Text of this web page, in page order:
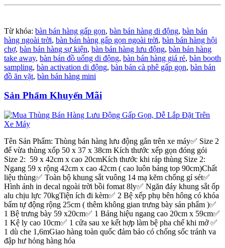
Từ khóa: bàn bán hàng gấp gọn, bàn bán hàng di động, bàn bán
hàng ngoài trời, bàn bán hàng gấp gọn ngoài trời, bàn bán hàng hội
chợ, bàn bán hàng sự kiện, bàn bán hàng lưu động, bàn bán hàng
take away, bàn bán đồ uống di động, bàn bán hàng giá rẻ, bàn booth
sampling, bàn activation di động, bàn bán cà phê gấp gọn, bàn bán
đồ ăn vặt, bàn bán hàng mini
Sản Phẩm Khuyến Mãi
Tên Sản Phẩm: Thùng bán hàng lưu động gắn trên xe máy✅ Size 2
để vừa thùng xốp 50 x 37 x 38cm Kích thước xếp gọn đóng gói
Size 2: 59 x 42cm x cao 20cmKích thước khi ráp thùng Size 2:
Ngang 59 x rộng 42cm x cao 42cm ( cao luôn bảng top 90cm)Chất
liệu thùng✅ Toàn bộ khung sắt vuông 14 mạ kẽm chống gỉ sét✅
Hình ảnh in decal ngoài trời bồi fomat 8ly✅ Ngăn đáy khung sắt ốp
alu chịu lực 70kgTiện ích đi kèm✅ 2 Bệ xếp phụ bên hông có khóa
bấm tự động rộng 25cm ( thêm không gian trưng bày sản phẩm )✅
1 Bệ trưng bày 59 x20cm✅ 1 Bảng hiệu ngang cao 20cm x 59cm✅
1 Kệ ly cao 10cm✅ 1 cửa sau xe kết hợp làm bệ pha chế khi mở ✅
1 dù che 1,6mGiao hàng toàn quốc đảm bảo có chống sốc tránh va
đập hư hỏng hàng hóa